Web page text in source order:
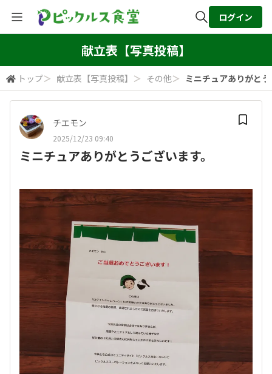
検索
ログイン
献立表【写真投稿】
トップ＞ 献立表【写真投稿】 ＞ その他＞ ミニチュアありがと
チエモン
2025/12/23 09:40
ミニチュアありがとうございます。